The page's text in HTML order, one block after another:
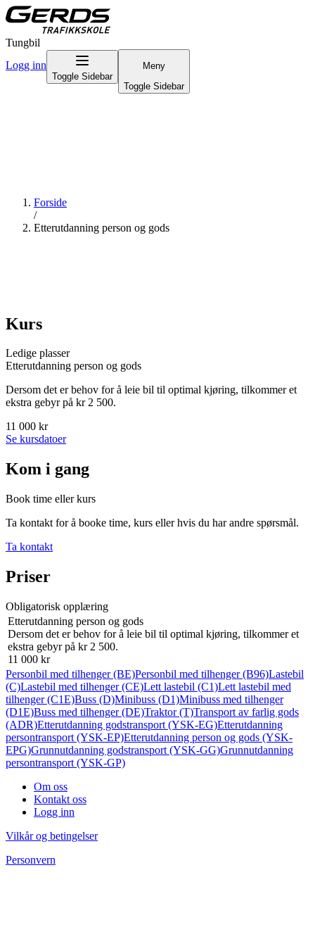
Tungbil
Logg inn
Toggle Sidebar
Meny
Toggle Sidebar
Forside
/
Etterutdanning person og gods
Kurs
Ledige plasser
Etterutdanning person og gods
Dersom det er behov for å leie bil til optimal kjøring, tilkommer et
ekstra gebyr på kr 2 500.
11 000 kr
Se kursdatoer
Kom i gang
Book time eller kurs
Ta kontakt for å booke time, kurs eller hvis du har andre spørsmål.
Ta kontakt
Priser
Obligatorisk opplæring
Etterutdanning person og gods
Dersom det er behov for å leie bil til optimal kjøring, tilkommer et
ekstra gebyr på kr 2 500.
11 000 kr
Personbil med tilhenger (BE)Personbil med tilhenger (B96)Lastebil
(C)Lastebil med tilhenger (CE)Lett lastebil (C1)Lett lastebil med
tilhenger (C1E)Buss (D)Minibuss (D1)Minibuss med tilhenger
(D1E)Buss med tilhenger (DE)Traktor (T)Transport av farlig gods
(ADR)Etterutdanning godstransport (YSK-EG)Etterutdanning
persontransport (YSK-EP)Etterutdanning person og gods (YSK-
EPG)Grunnutdanning godstransport (YSK-GG)Grunnutdanning
persontransport (YSK-GP)
Om oss
Kontakt oss
Logg inn
Vilkår og betingelser
Personvern